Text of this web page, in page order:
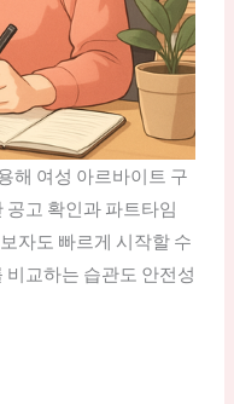
해 여성 아르바이트 구
공고 확인과 파트타임
자도 빠르게 시작할 수
비교하는 습관도 안전성